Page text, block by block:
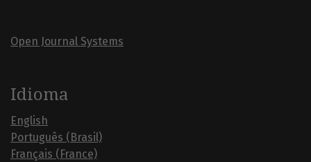
Open Journal Systems
Idioma
English
Português (Brasil)
Français (France)